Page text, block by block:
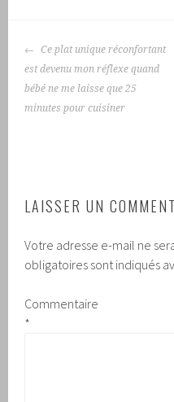
NAVIGATION
DES
ARTICLES
Ce plat unique réconfortant
est devenu mon réflexe quand
bébé ne me laisse que 25
minutes pour cuisiner
LAISSER UN
Votre adresse e-mail ne
obligatoires sont indiqués
Commentaire
*